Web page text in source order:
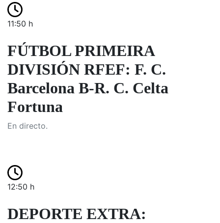
11:50 h
FÚTBOL PRIMEIRA
DIVISIÓN RFEF: F. C.
Barcelona B-R. C. Celta
Fortuna
En directo.
12:50 h
DEPORTE EXTRA: